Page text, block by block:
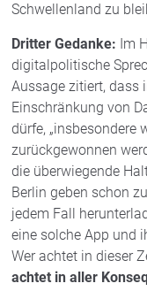
Schwellenland zu
Dritter Gedanke: Im
digitalpolitische
Aussage zitiert, dass
Einschränkung von
dürfe, „insbesondere
zurückgewonnen
die überwiegende
Berlin geben schon
jedem Fall
eine solche App und
Wer achtet in dieser
achtet in aller